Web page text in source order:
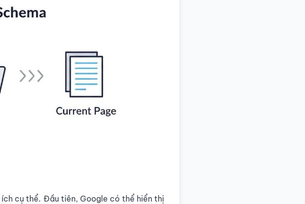
cụ thể. Đầu tiên, Google có thể hiển thị